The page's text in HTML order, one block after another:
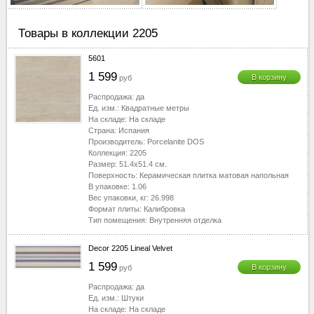
40-50
50-60
60-70
▼
▼
Товары в коллекции 2205
5601
1 599 руб В корзину
Распродажа: да
Ед. изм.: Квадратные метры
На складе: На складе
Страна: Испания
Производитель: Porcelanite DOS
Коллекция: 2205
Размер: 51.4x51.4 см.
Поверхность: Керамическая плитка матовая напольная
В упаковке: 1.06
Вес упаковки, кг: 26.998
Формат плиты: Калибровка
Тип помещения: Внутренняя отделка
Decor 2205 Lineal Velvet
1 599 руб В корзину
Распродажа: да
Ед. изм.: Штуки
На складе: На складе